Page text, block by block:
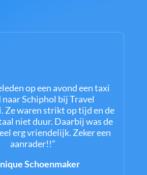
op een avond een taxi
naar Schiphol bij Travel
Ze waren strikt op tijd en de
niet duur. Daarbij was de
erg vriendelijk. Zeker een
aanrader!!”
Schoenmaker